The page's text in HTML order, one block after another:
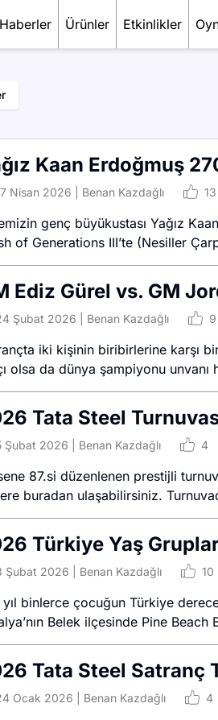
Haberler Ürünler Etkinlikler
Kaan Erdoğmuş
Nisan 2026 Benan Kazdağlı 13
genç büyükustası Yağız
of Generations III’te (Nesiller
Ediz Gürel vs. GM
Şubat 2026 Benan Kazdağlı 9
iki kişinin biribirlerine karşı
olsa da dünya şampiyonu unvanı
Tata Steel
Şubat 2026 Benan Kazdağlı 4
87.si düzenlenen prestijli
buradan ulaşabilirsiniz.
Türkiye Yaş
Şubat 2026 Benan Kazdağlı 10
yıl binlerce çocuğun Türkiye
Belek ilçesinde Pine
Tata Steel Satranç
Ocak 2026 Benan Kazdağlı 4